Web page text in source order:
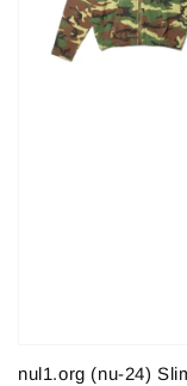
nul1.org (nu-24)